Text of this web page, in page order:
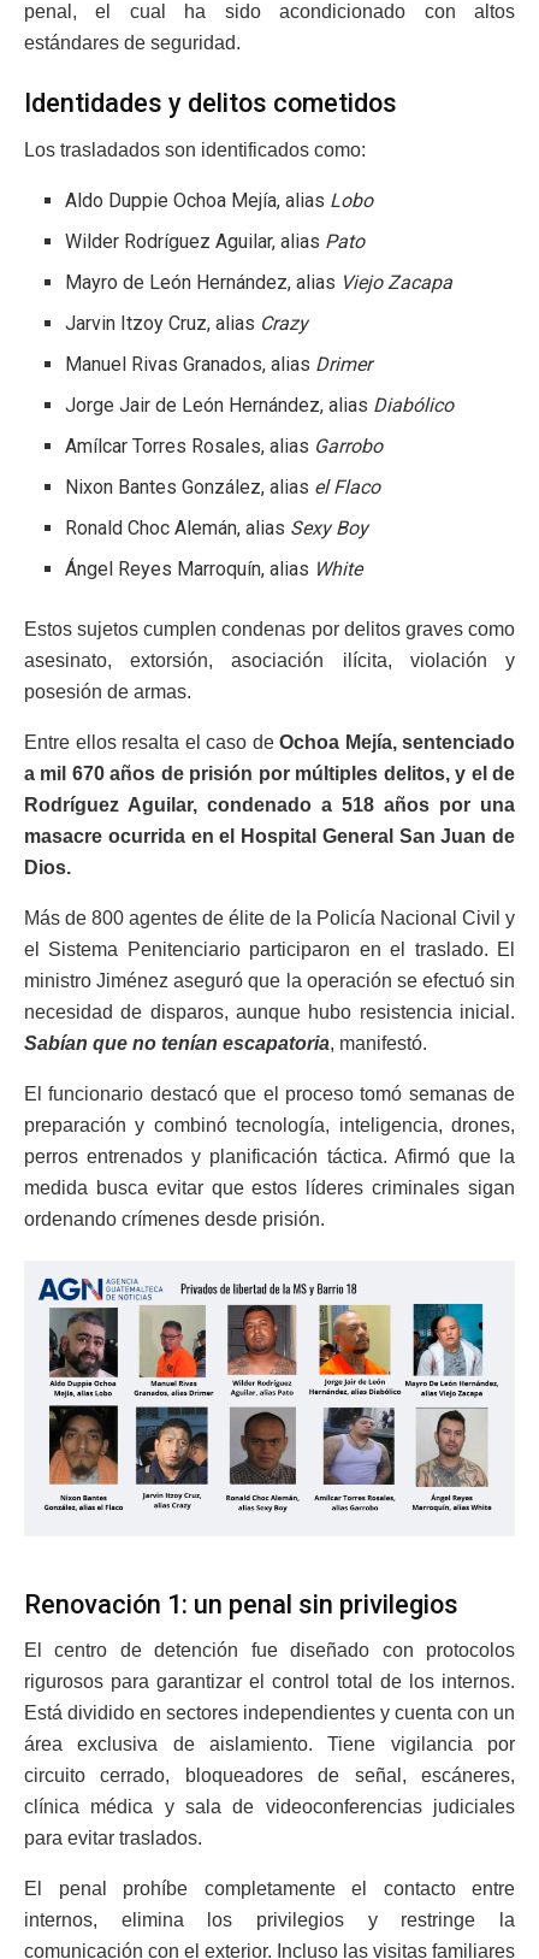
penal, el cual ha sido acondicionado con altos
estándares de seguridad.
Identidades y delitos cometidos
Los trasladados son identificados como:
Aldo Duppie Ochoa Mejía, alias Lobo
Wilder Rodríguez Aguilar, alias Pato
Mayro de León Hernández, alias Viejo Zacapa
Jarvin Itzoy Cruz, alias Crazy
Manuel Rivas Granados, alias Drimer
Jorge Jair de León Hernández, alias Diabólico
Amílcar Torres Rosales, alias Garrobo
Nixon Bantes González, alias el Flaco
Ronald Choc Alemán, alias Sexy Boy
Ángel Reyes Marroquín, alias White
Estos sujetos cumplen condenas por delitos graves como
asesinato, extorsión, asociación ilícita, violación y
posesión de armas.
Entre ellos resalta el caso deOchoa Mejía, sentenciado
a mil 670 años de prisión por múltiples delitos, y el de
Rodríguez Aguilar, condenado a 518 años por una
masacre ocurrida en el Hospital General San Juan de
Dios.
Más de 800 agentes de élite de la Policía Nacional Civil y
el Sistema Penitenciario participaron en el traslado. El
ministro Jiménez aseguró que la operación se efectuó sin
necesidad de disparos, aunque hubo resistencia inicial.
Sabían que no tenían escapatoria, manifestó.
El funcionario destacó que el proceso tomó semanas de
preparación y combinó tecnología, inteligencia, drones,
perros entrenados y planificación táctica. Afirmó que la
medida busca evitar que estos líderes criminales sigan
ordenando crímenes desde prisión.
Renovación 1: un penal sin privilegios
El centro de detención fue diseñado con protocolos
rigurosos para garantizar el control total de los internos.
Está dividido en sectores independientes y cuenta con un
área exclusiva de aislamiento. Tiene vigilancia por
circuito cerrado, bloqueadores de señal, escáneres,
clínica médica y sala de videoconferencias judiciales
para evitar traslados.
El penal prohíbe completamente el contacto entre
internos, elimina los privilegios y restringe la
comunicación con el exterior. Incluso las visitas familiares